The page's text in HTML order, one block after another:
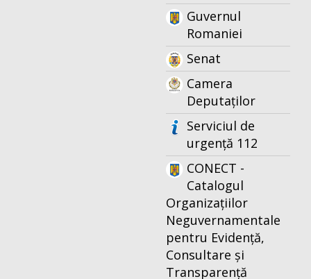
Guvernul
Romaniei
Senat
Camera
Deputaților
Serviciul de
urgență 112
CONECT -
Catalogul
Organizațiilor
Neguvernamentale
pentru Evidență,
Consultare și
Transparență